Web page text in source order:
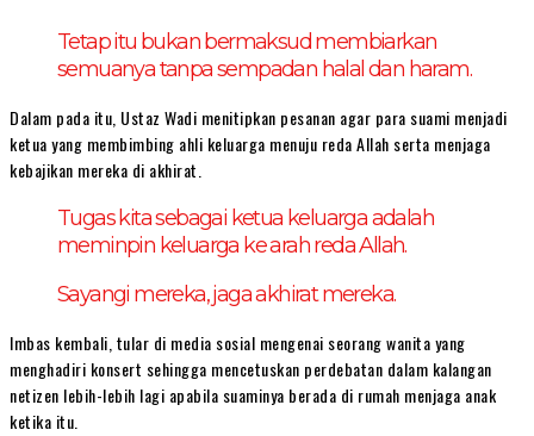
Tetap itu bukan bermaksud membiarkan
semuanya tanpa sempadan halal dan haram.
Dalam pada itu, Ustaz Wadi menitipkan pesanan agar para suami menjadi
ketua yang membimbing ahli keluarga menuju reda Allah serta menjaga
kebajikan mereka di akhirat.
Tugas kita sebagai ketua keluarga adalah
meminpin keluarga ke arah reda Allah.
Sayangi mereka, jaga akhirat mereka.
Imbas kembali, tular di media sosial mengenai seorang wanita yang
menghadiri konsert sehingga mencetuskan perdebatan dalam kalangan
netizen lebih-lebih lagi apabila suaminya berada di rumah menjaga anak
ketika itu.